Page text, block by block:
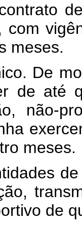
de
com
meses.
de até
não-
meses.
de
de